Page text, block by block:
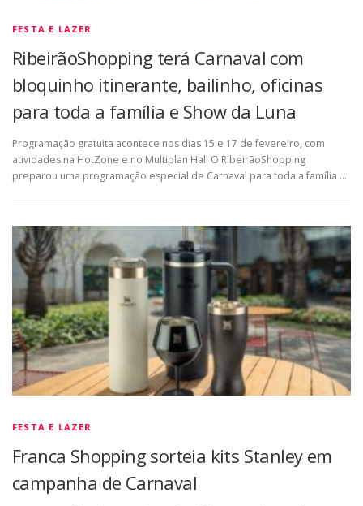
FESTA E LAZER
RibeirãoShopping terá Carnaval com
bloquinho itinerante, bailinho, oficinas
para toda a família e Show da Luna
Programação gratuita acontece nos dias 15 e 17 de fevereiro, com
atividades na HotZone e no Multiplan Hall O RibeirãoShopping
preparou uma programação especial de Carnaval para toda a família …
FESTA E LAZER
Franca Shopping sorteia kits Stanley em
campanha de Carnaval